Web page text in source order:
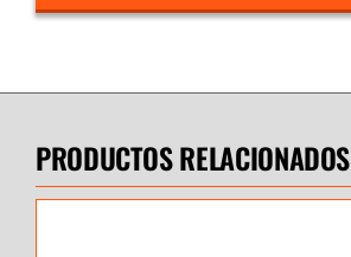
PRODUCTOS RELACIONADOS